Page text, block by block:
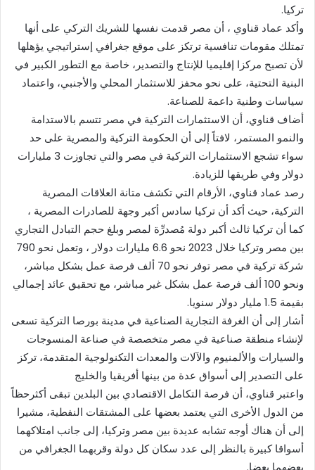
تركيا.
وأكد عماد قناوي ، أن مصر قدمت نفسها للشريك التركي على أنها
تمتلك مقومات تنافسية ترتكز على موقع جغرافي إستراتيجي يؤهلها
لأن تصبح مركزا إقليميا للإنتاج والتصدير، خاصة مع التطور الكبير في
البنية التحتية، على نحو محفز للاستثمار المحلي والأجنبي، واعتماد
سياسات وطنية داعمة للصناعة.
أضاف قناوي، أن الاستثمارات التركية في مصر تتسم بالاستدامة
والنمو المستمر، لافتاً إلى أن الحكومة التركية والمصرية على حد
سواء تشجع الاستثمارات التركية في مصر والتي تجاوزت 3 مليارات
دولار وفي طريقها للزيادة.
رصد عماد قناوي، الأرقام التي تكشف متانة العلاقات المصرية
التركية، حيث أكد أن تركيا سادس أكبر وجهة للصادرات المصرية ،
كما أن تركيا ثالث أكبر دولة مُصدرِّة لمصر وبلغ حجم التبادل التجاري
بين مصر وتركيا خلال 2023 نحو 6.6 مليارات دولار ، وتعمل نحو 790
شركة تركية في مصر توفر نحو 70 ألف فرصة عمل بشكل مباشر،
ونحو 100 ألف فرصة عمل بشكل غير مباشر، مع تحقيق عائد إجمالي
بقيمة 1.5 مليار دولار سنويا.
أشار إلى أن الغرفة التجارية الصناعية في مدينة بورصا التركية تسعى
لإنشاء منطقة صناعية في مصر متخصصة في صناعة المنسوجات
والسيارات والألمنيوم والآلات والمعدات التكنولوجية المتقدمة، تركز
على التصدير إلى أسواق عدة من بينها أفريقيا والخليج
واعتبر قناوي، أن فرصة التكامل الاقتصادي بين البلدين تبقى أكثرحظاً
من الدول الأخرى التي يعتمد بعضها على المشتقات النفطية، مشيرا
إلى أن هناك أوجه تشابه عديدة بين مصر وتركيا، إلى جانب امتلاكهما
أسواقا كبيرة بالنظر إلى عدد سكان كل دولة وقربهما الجغرافي من
بعضهما بعضا.